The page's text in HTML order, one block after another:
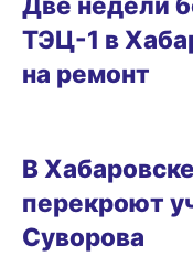
ТЭЦ-1 в
на ремонт
В
перекроют
Суворова